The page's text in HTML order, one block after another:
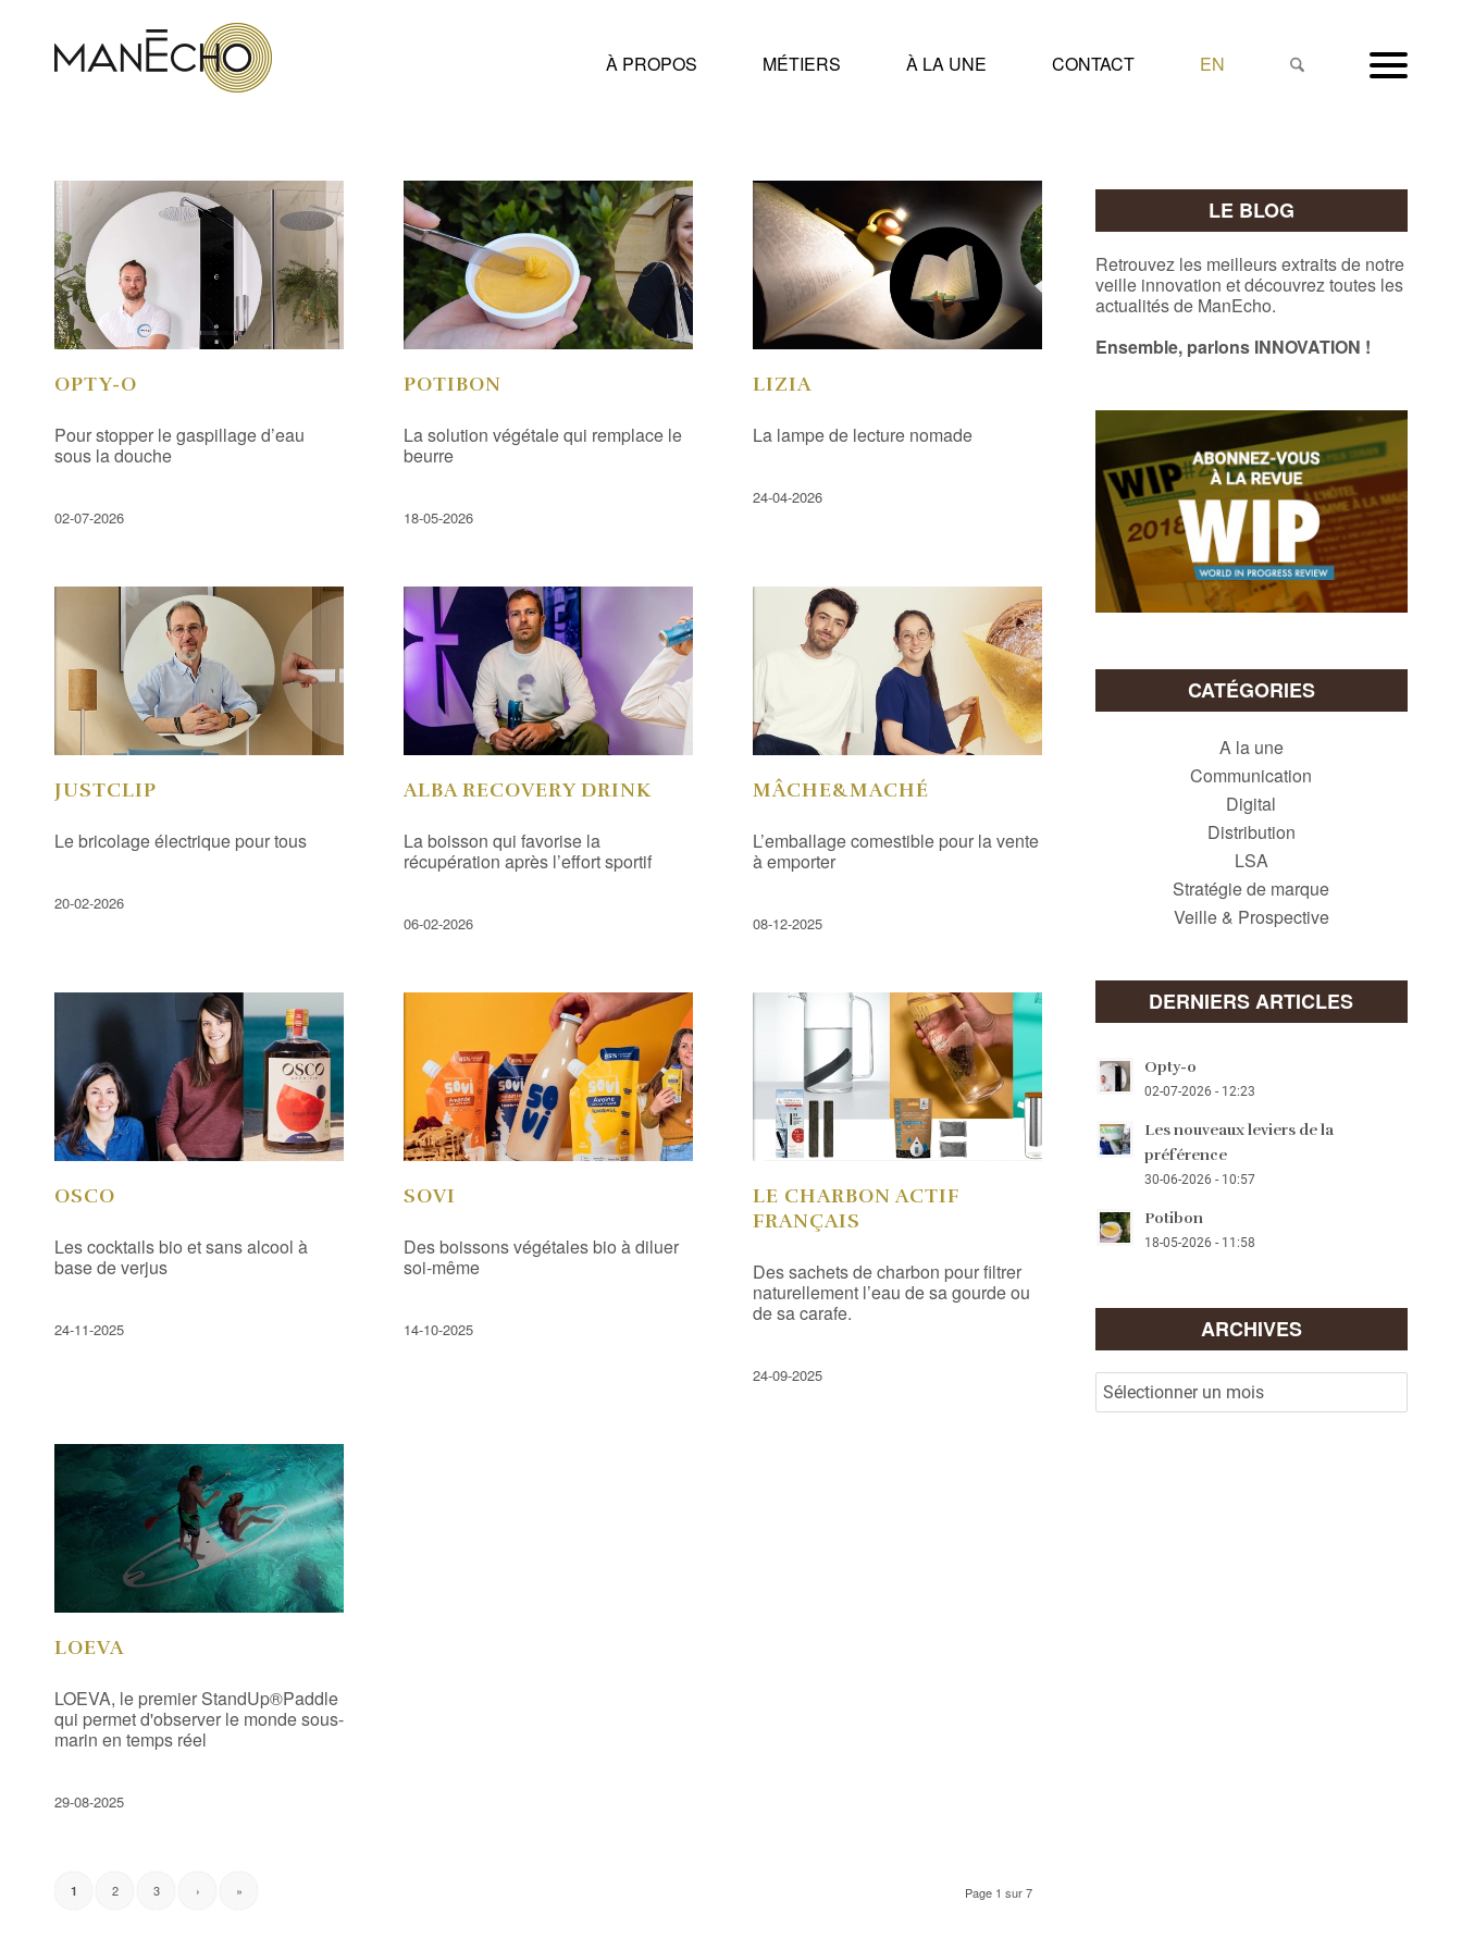
À PROPOS MÉTIERS À LA UNE CONTACT EN
OPTY-O
Pour stopper le gaspillage d’eau
sous la douche
02-07-2026
POTIBON
La solution végétale qui remplace le
beurre
18-05-2026
LIZIA
La lampe de lecture nomade
24-04-2026
JUSTCLIP
Le bricolage électrique pour tous
20-02-2026
ALBA RECOVERY DRINK
La boisson qui favorise la
récupération après l’effort sportif
06-02-2026
MÂCHE&MACHÉ
L’emballage comestible pour la vente
à emporter
08-12-2025
OSCO
Les cocktails bio et sans alcool à
base de verjus
24-11-2025
SOVI
Des boissons végétales bio à diluer
soi-même
14-10-2025
LE CHARBON ACTIF
FRANÇAIS
Des sachets de charbon pour filtrer
naturellement l’eau de sa gourde ou
de sa carafe.
24-09-2025
LOEVA
LOEVA, le premier StandUp®Paddle
qui permet d'observer le monde sous-
marin en temps réel
29-08-2025
Page 1 sur 7
1 2 3 › »
LE BLOG
Retrouvez les meilleurs extraits de notre
veille innovation et découvrez toutes les
actualités de ManEcho.
Ensemble, parlons INNOVATION !
CATÉGORIES
A la une
Communication
Digital
Distribution
LSA
Stratégie de marque
Veille & Prospective
DERNIERS ARTICLES
Opty-o
02-07-2026 - 12:23
Les nouveaux leviers de la
préférence
30-06-2026 - 10:57
Potibon
18-05-2026 - 11:58
ARCHIVES